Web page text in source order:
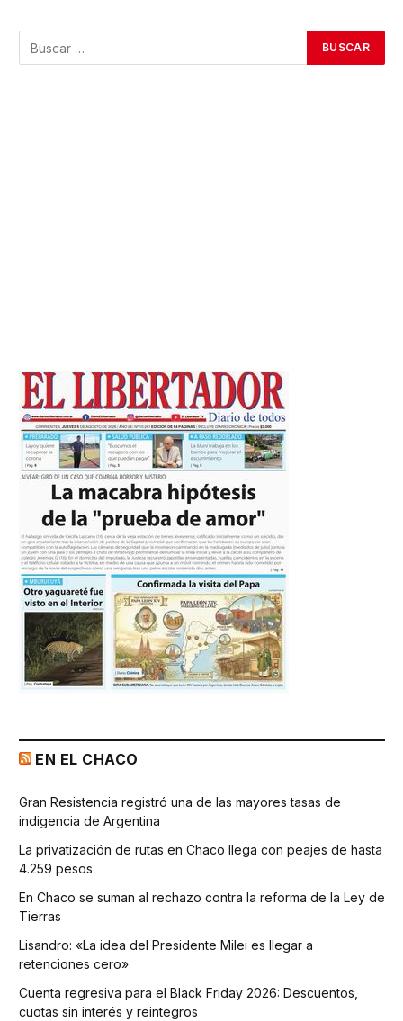
EN EL CHACO
Gran Resistencia registró una de las mayores tasas de
indigencia de Argentina
La privatización de rutas en Chaco llega con peajes de hasta
4.259 pesos
En Chaco se suman al rechazo contra la reforma de la Ley de
Tierras
Lisandro: «La idea del Presidente Milei es llegar a
retenciones cero»
Cuenta regresiva para el Black Friday 2026: Descuentos,
cuotas sin interés y reintegros